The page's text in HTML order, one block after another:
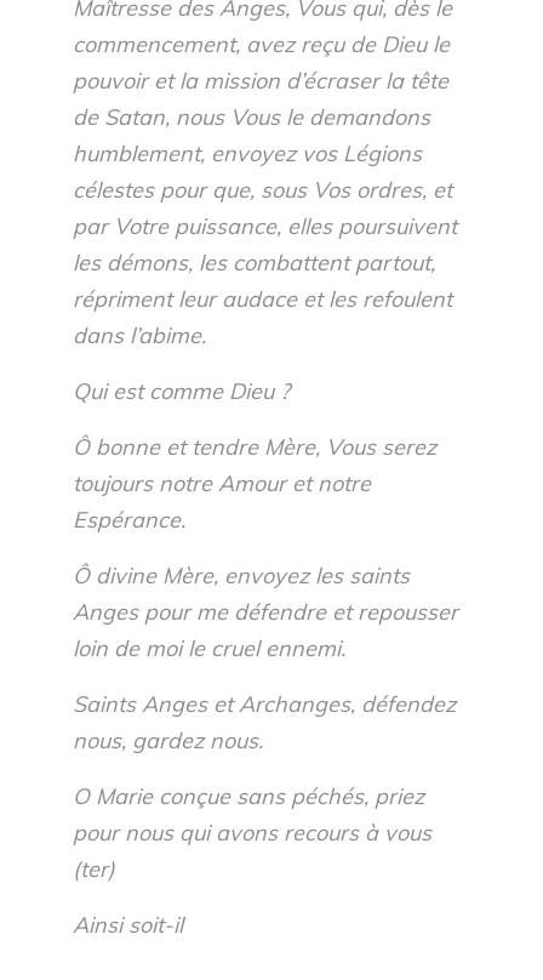
Maîtresse des Anges, Vous qui, dès le
commencement, avez reçu de Dieu le
pouvoir et la mission d’écraser la tête
de Satan, nous Vous le demandons
humblement, envoyez vos Légions
célestes pour que, sous Vos ordres, et
par Votre puissance, elles poursuivent
les démons, les combattent partout,
répriment leur audace et les refoulent
dans l’abime.
Qui est comme Dieu ?
Ô bonne et tendre Mère, Vous serez
toujours notre Amour et notre
Espérance.
Ô divine Mère, envoyez les saints
Anges pour me défendre et repousser
loin de moi le cruel ennemi.
Saints Anges et Archanges, défendez
nous, gardez nous.
O Marie conçue sans péchés, priez
pour nous qui avons recours à vous
(ter)
Ainsi soit-il